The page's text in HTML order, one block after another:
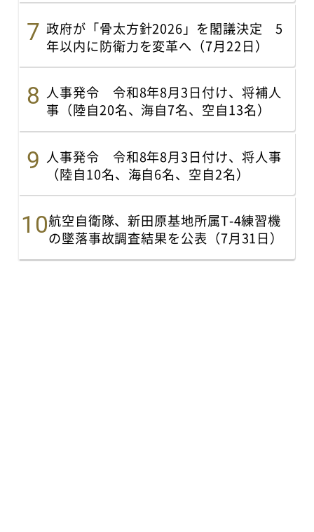
政府が「骨太方針2026」を閣議決定 5
年以内に防衛力を変革へ（7月22日）
人事発令 令和8年8月3日付け、将補人
事（陸自20名、海自7名、空自13名）
人事発令 令和8年8月3日付け、将人事
（陸自10名、海自6名、空自2名）
航空自衛隊、新田原基地所属T-4練習機
の墜落事故調査結果を公表（7月31日）